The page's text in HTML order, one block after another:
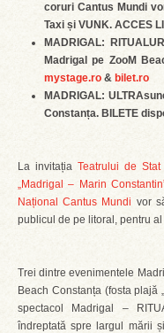
coruri Cantus Mundi
Taxi și VUNK. ACCES
MADRIGAL:
Madrigal pe ZooM
mystage.ro & bilet.ro
MADRIGAL:
Constanța. BILETE
La invitația Teatrului de
„Madrigal – Marin
Național Cantus Mundi vor
publicul de pe litoral, pentru
Trei dintre evenimentele
Beach Constanța (fosta plajă
spectacol Madrigal –
îndreptată spre largul mării